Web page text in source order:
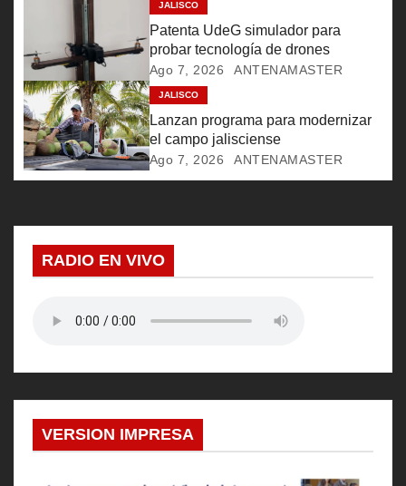
e
n
t
r
a
JALISCO
Patenta UdeG simulador para
probar tecnología de drones
Ago 7, 2026 ANTENAMASTER
JALISCO
Lanzan programa para modernizar
el campo jalisciense
Ago 7, 2026 ANTENAMASTER
RADIO EN VIVO
VERSION IMPRESA